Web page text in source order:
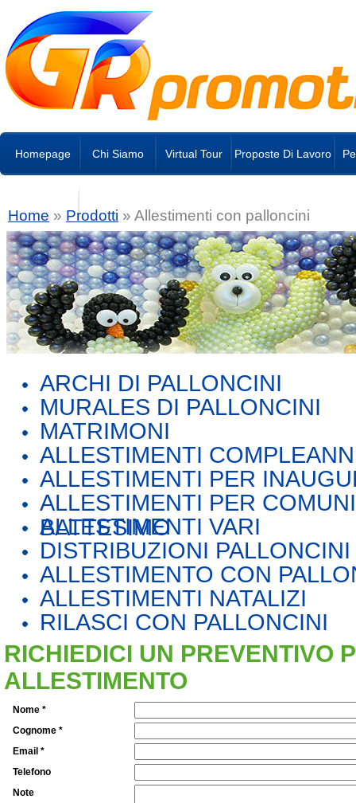
Homepage Chi Siamo Virtual Tour Proposte Di Lavoro
Home » Prodotti » Allestimenti con palloncini
ARCHI DI PALLONCINI
MURALES DI PALLONCINI
MATRIMONI
ALLESTIMENTI
ALLESTIMENTI PER
ALLESTIMENTI PER
BATTESIMO
ALLESTIMENTI VARI
DISTRIBUZIONI
ALLESTIMENTO CON
ALLESTIMENTI NATALIZI
RILASCI CON PALLONCINI
RICHIEDICI UN PREVENTIVO
ALLESTIMENTO
Nome *
Cognome *
Email *
Telefono
Note